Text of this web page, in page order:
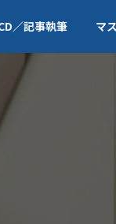
／記事執筆 マ